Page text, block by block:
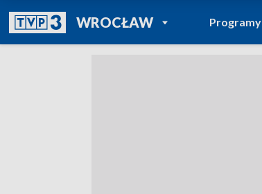
WROCŁAWPOWRÓT DO
TVP REGIONY
Programy